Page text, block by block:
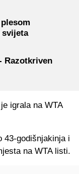
svijeta
Razotkriven
igrala na WTA
43-godišnjakinja i
na WTA listi.